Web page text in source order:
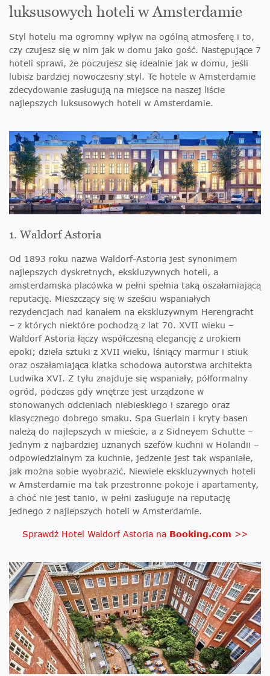
luksusowych hoteli w Amsterdamie
Styl hotelu ma ogromny wpływ na ogólną atmosferę i to,
czy czujesz się w nim jak w domu jako gość. Następujące 7
hoteli sprawi, że poczujesz się idealnie jak w domu, jeśli
lubisz bardziej nowoczesny styl. Te hotele w Amsterdamie
zdecydowanie zasługują na miejsce na naszej liście
najlepszych luksusowych hoteli w Amsterdamie.
1. Waldorf Astoria
Od 1893 roku nazwa Waldorf-Astoria jest synonimem
najlepszych dyskretnych, ekskluzywnych hoteli, a
amsterdamska placówka w pełni spełnia taką oszałamiającą
reputację. Mieszczący się w sześciu wspaniałych
rezydencjach nad kanałem na ekskluzywnym Herengracht
– z których niektóre pochodzą z lat 70. XVII wieku –
Waldorf Astoria łączy współczesną elegancję z urokiem
epoki; dzieła sztuki z XVII wieku, lśniący marmur i stiuk
oraz oszałamiająca klatka schodowa autorstwa architekta
Ludwika XVI. Z tyłu znajduje się wspaniały, półformalny
ogród, podczas gdy wnętrze jest urządzone w
stonowanych odcieniach niebieskiego i szarego oraz
klasycznego dobrego smaku. Spa Guerlain i kryty basen
należą do najlepszych w mieście, a z Sidneyem Schutte –
jednym z najbardziej uznanych szefów kuchni w Holandii –
odpowiedzialnym za kuchnie, jedzenie jest tak wspaniałe,
jak można sobie wyobrazić. Niewiele ekskluzywnych hoteli
w Amsterdamie ma tak przestronne pokoje i apartamenty,
a choć nie jest tanio, w pełni zasługuje na reputację
jednego z najlepszych hoteli w Amsterdamie.
Sprawdź Hotel Waldorf Astoria na Booking.com >>